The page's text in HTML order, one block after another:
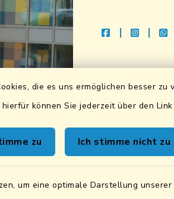
die es uns ermöglichen besser
können Sie jederzeit über den
zu Ich stimme nicht zu
um eine optimale Darstellung
facebook
Sparkasse
BIC:
VR Bank
DE87 7506